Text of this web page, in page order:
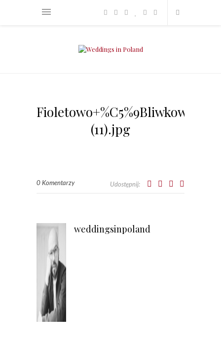
(11).jpg
0 Komentarzy Udostępnij:
weddingsinpoland